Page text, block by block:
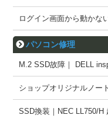
ログイン画面から動かな
パソコン修理
M.2 SSD故障｜ DELL
ショップオリジナルノー
SSD換装｜NEC LL750/H